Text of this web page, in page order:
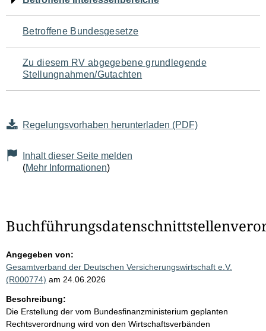
den
Seiteninhalt
Betroffene Bundesgesetze
Zu diesem RV abgegebene grundlegende
Stellungnahmen/Gutachten
Regelungsvorhaben herunterladen (PDF)
Inhalt dieser Seite melden
(Mehr Informationen)
Angegeben von:
Gesamtverband der Deutschen Versicherungswirtschaft e.V.
(R000774) am 24.06.2026
Beschreibung:
Die Erstellung der vom Bundesfinanzministerium geplanten
Rechtsverordnung wird von den Wirtschaftsverbänden